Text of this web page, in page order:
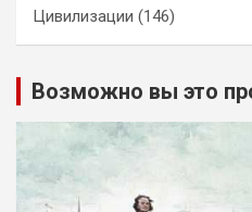
Цивилизации (146)
Возможно вы это